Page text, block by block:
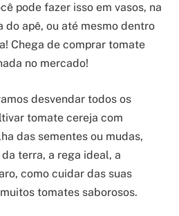
pode fazer isso em vasos, na
do apê, ou até mesmo dentro
Chega de comprar tomate
no mercado!
desvendar todos os
tomate cereja com
das sementes ou mudas,
terra, a rega ideal, a
como cuidar das suas
tomates saborosos.